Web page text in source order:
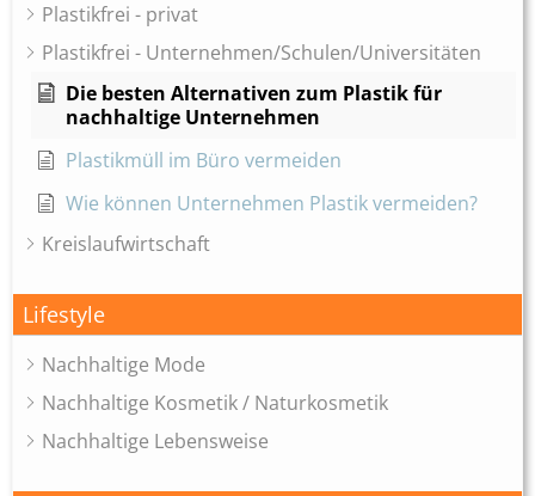
Plastikfrei - privat
Plastikfrei - Unternehmen/Schulen/Universitäten
Die besten Alternativen zum Plastik für
nachhaltige Unternehmen
Plastikmüll im Büro vermeiden
Wie können Unternehmen Plastik vermeiden?
Kreislaufwirtschaft
Lifestyle
Nachhaltige Mode
Nachhaltige Kosmetik / Naturkosmetik
Nachhaltige Lebensweise